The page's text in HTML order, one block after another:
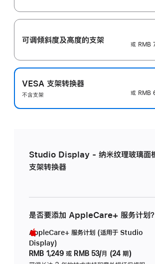
可调倾斜度及高‍度的支‍架
或 RMB
VESA 支架转换器
不含支架
或 RMB
Studio Display - 纳米纹理玻璃面
支架转换器
是否要添加 AppleCare+ 服务计划？
AppleCare+ 服务计划 (适用于 Studio
Display)
RMB 1,249 或 RMB 53/月 (24 期)